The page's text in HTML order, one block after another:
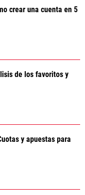
crear una cuenta en 5
de los favoritos y
y apuestas para